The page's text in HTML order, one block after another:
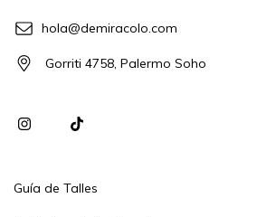
hola@demiracolo.com
Gorriti 4758, Palermo Soho
Guía de Talles